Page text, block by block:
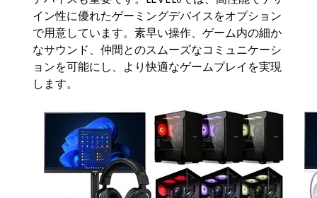
イン性に優れたゲーミングデバイスをオプション
で用意しています。素早い操作、ゲーム内の細か
なサウンド、仲間とのスムーズなコミュニケーシ
ョンを可能にし、より快適なゲームプレイを実現
します。